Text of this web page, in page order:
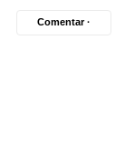
Comentar ·